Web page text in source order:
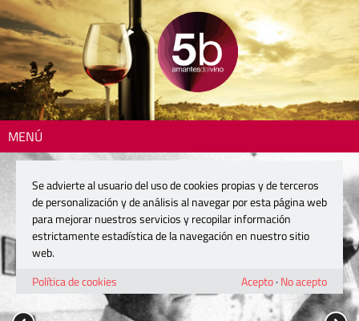
MENÚ
Se advierte al usuario del uso de cookies propias y de terceros
de personalización y de análisis al navegar por esta página web
para mejorar nuestros servicios y recopilar información
estrictamente estadística de la navegación en nuestro sitio
web.
Política de cookies
Acepto· No acepto